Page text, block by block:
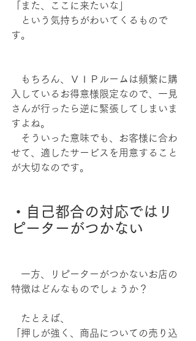
「また、ここに来たいな」
という気持ちがわいてくるもので
す。
もちろん、ＶＩＰルームは頻繁に購
入しているお得意様限定なので、一見
さんが行ったら逆に緊張してしまいま
すよね。
そういった意味でも、お客様に合わ
せて、適したサービスを用意すること
が大切なのです。
・自己都合の対応ではリ
ピーターがつかない
一方、リピーターがつかないお店の
特徴はどんなものでしょうか？
たとえば、
「押しが強く、商品についての売り込